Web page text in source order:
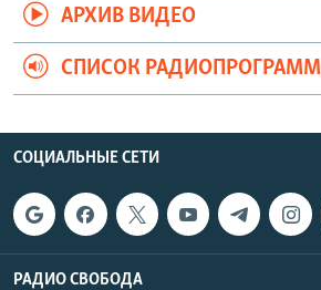
АРХИВ ВИДЕО
СПИСОК РАДИОПРОГРАММ
СОЦИАЛЬНЫЕ СЕТИ
РАДИО СВОБОДА